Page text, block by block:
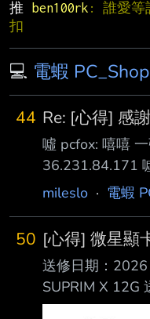
推
ben100rk : 誰愛等
扣
💻 電蝦
44 Re: [心得] 感
噓 pcfox: 嘻嘻
36.231.84.171
就來一篇怪怪感
好？
柵欄活躍www
36.231.108.117
誰，跟我有啥仇
mileslo · 電蝦
50 [心得] 微星顯
送修日期：
SUPRIM X 12G
ready更新驅動